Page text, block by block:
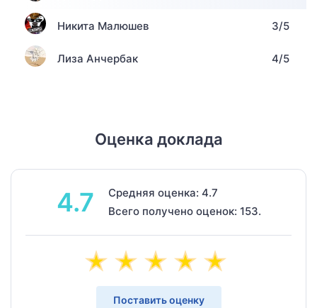
Никита Малюшев 3/5
Лиза Анчербак 4/5
Оценка доклада
4.7
Средняя оценка: 4.7
Всего получено оценок: 153.
Поставить оценку